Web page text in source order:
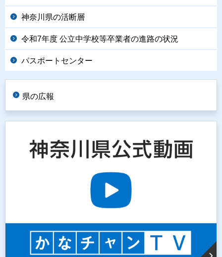
神奈川県の活断層
令和7年度 公立中学校等卒業者の進路の状況
パスポートセンター
県の広報